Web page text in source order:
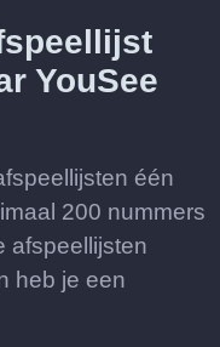
YouSee
één
200 nummers
afspeellijsten
heb je een